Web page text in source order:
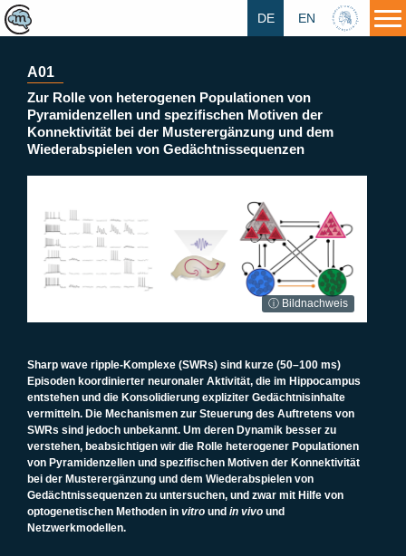
HU
EN
DE
A01
Zur Rolle von heterogenen Populationen von
Pyramidenzellen und spezifischen Motiven der
Konnektivität bei der Musterergänzung und dem
Wiederabspielen von Gedächtnissequenzen
ⓘ Bildnachweis
Sharp wave ripple-Komplexe (SWRs) sind kurze (50–100 ms)
Episoden koordinierter neuronaler Aktivität, die im Hippocampus
entstehen und die Konsolidierung expliziter Gedächtnisinhalte
vermitteln. Die Mechanismen zur Steuerung des Auftretens von
SWRs sind jedoch unbekannt. Um deren Dynamik besser zu
verstehen, beabsichtigen wir die Rolle heterogener Populationen
von Pyramidenzellen und spezifischen Motiven der Konnektivität
bei der Musterergänzung und dem Wiederabspielen von
Gedächtnissequenzen zu untersuchen, und zwar mit Hilfe von
optogenetischen Methoden in vitro und in vivo und
Netzwerkmodellen.